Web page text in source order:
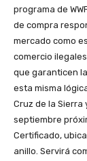
programa de
de compra
mercado como
comercio
que garanticen
esta misma
Cruz de la Sierra
septiembre
Certificado,
anillo. Servirá